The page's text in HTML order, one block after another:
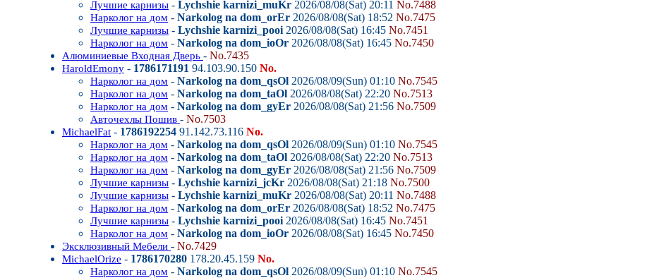
Лучшие карнизы - Lychshie karnizi_muKr 2026/08/08(Sat) 20:11 No.7488
Нарколог на дом - Narkolog na dom_orEr 2026/08/08(Sat) 18:52 No.7475
Лучшие карнизы - Lychshie karnizi_pooi 2026/08/08(Sat) 16:45 No.7451
Нарколог на дом - Narkolog na dom_ioOr 2026/08/08(Sat) 16:45 No.7450
Алюминиевые Входная Дверь - No.7435
HaroldEmony - 1786171191 94.103.90.150 No.
Нарколог на дом - Narkolog na dom_qsOl 2026/08/09(Sun) 01:10 No.7545
Нарколог на дом - Narkolog na dom_taOl 2026/08/08(Sat) 22:20 No.7513
Нарколог на дом - Narkolog na dom_gyEr 2026/08/08(Sat) 21:56 No.7509
Авточехлы Пошив - No.7503
MichaelFat - 1786192254 91.142.73.116 No.
Нарколог на дом - Narkolog na dom_qsOl 2026/08/09(Sun) 01:10 No.7545
Нарколог на дом - Narkolog na dom_taOl 2026/08/08(Sat) 22:20 No.7513
Нарколог на дом - Narkolog na dom_gyEr 2026/08/08(Sat) 21:56 No.7509
Лучшие карнизы - Lychshie karnizi_jcKr 2026/08/08(Sat) 21:18 No.7500
Лучшие карнизы - Lychshie karnizi_muKr 2026/08/08(Sat) 20:11 No.7488
Нарколог на дом - Narkolog na dom_orEr 2026/08/08(Sat) 18:52 No.7475
Лучшие карнизы - Lychshie karnizi_pooi 2026/08/08(Sat) 16:45 No.7451
Нарколог на дом - Narkolog na dom_ioOr 2026/08/08(Sat) 16:45 No.7450
Эксклюзивный Мебели - No.7429
MichaelOrize - 1786170280 178.20.45.159 No.
Нарколог на дом - Narkolog na dom_qsOl 2026/08/09(Sun) 01:10 No.7545